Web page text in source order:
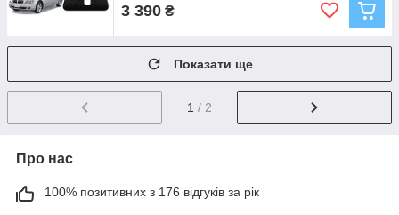
3 390 ₴
Показати ще
1 / 2
Про нас
100% позитивних з 176 відгуків за рік